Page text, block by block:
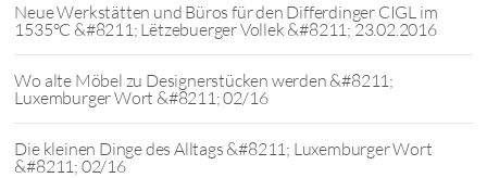
Neue Werkstätten und Büros für den Differdinger CIGL im
1535°C &#8211; Lëtzebuerger Vollek &#8211; 23.02.2016
Wo alte Möbel zu Designerstücken werden &#8211;
Luxemburger Wort &#8211; 02/16
Die kleinen Dinge des Alltags &#8211; Luxemburger Wort
&#8211; 02/16